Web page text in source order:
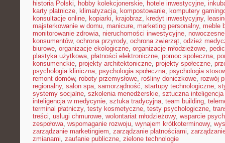
historia Polski, hobby kolekcjonerskie, hotele inwestycyjne,
karty płatnicze, klimatyzacja, kompostowanie, komputery
konsultacje online, kopiarki, krajobraz, kredyt inwestycyjny,
majsterkowanie w domu, manicure, marketing personalny, meble
monitorowanie zdrowia, nieruchomości inwestycyjne,
konsumentów, ochrona przyrody, ochrona zwierząt, odzież
biurowe, organizacje ekologiczne, organizacje młodzieżowe,
plastyka użytkowa, płatności elektroniczne, pomoc społeczna,
konsumenckie, projekty architektoniczne, projekty społeczne,
psychologia kliniczna, psychologia społeczna, psychologia
remont domów, roboty przemysłowe, rośliny doniczkowe, rozwój
regionalny, salon spa, samorządność, startupy technologiczne,
systemy socjalne, szkolenia menedżerskie, sztuczna
inteligencja w medycynie, sztuka tradycyjna, team building,
terminal płatniczy, testy kosmetyczne, testy psychologiczne,
treści, usługi chmurowe, wolontariat młodzieżowy, wsparcie
zespołowa, wspomaganie rozwoju, wynajem krótkoterminowy,
zarządzanie marketingiem, zarządzanie płatnościami,
zmianami, zaufanie publiczne, zielone technologie